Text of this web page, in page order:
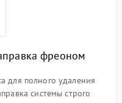
фреоном
для полного удаления
системы строго